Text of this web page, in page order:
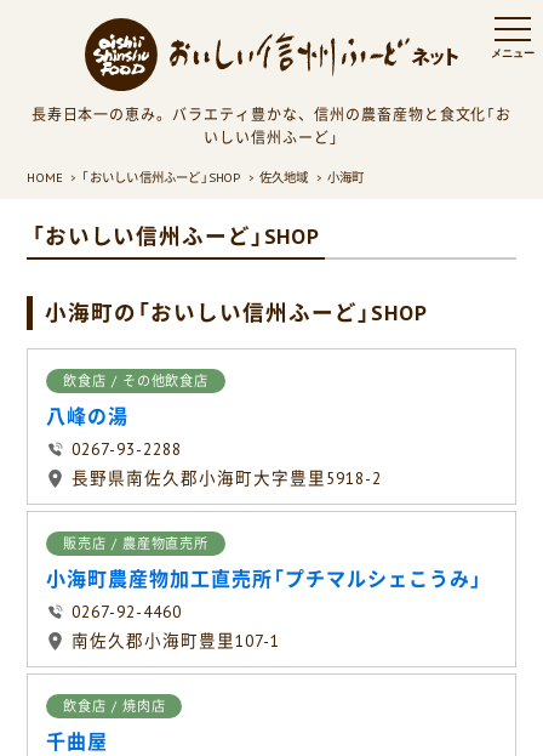
長寿日本一の恵み。バラエティ豊かな、信州の農畜産物と食文化「お
いしい信州ふーど」
HOME 「おいしい信州ふーど」SHOP 佐久地域 小海町
「おいしい信州ふーど」SHOP
小海町の「おいしい信州ふーど」SHOP
飲食店 / その他飲食店
八峰の湯
0267-93-2288
長野県南佐久郡小海町大字豊里5918-2
販売店 / 農産物直売所
小海町農産物加工直売所「プチマルシェこうみ」
0267-92-4460
南佐久郡小海町豊里107-1
飲食店 / 焼肉店
千曲屋